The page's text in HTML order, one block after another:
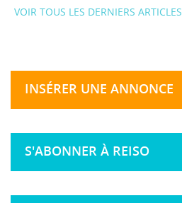
VOIR TOUS LES DERNIERS ARTICLES
INSÉRER UNE ANNONCE
S'ABONNER À REISO